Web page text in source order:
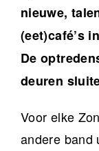
nieuwe,
(eet)café’s
De
deuren
Voor elke
andere band